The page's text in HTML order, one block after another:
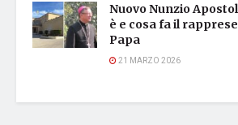
Nuovo Nunzio
è e cosa fa il
Papa
21 MARZO 2026